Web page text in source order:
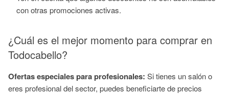
con otras promociones activas.
¿Cuál es el mejor momento para comprar en
Todocabello?
Ofertas especiales para profesionales: Si tienes un salón o
eres profesional del sector, puedes beneficiarte de precios